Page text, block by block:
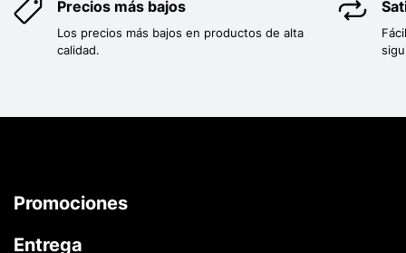
Precios más bajos
Los precios más bajos en productos de alta
calidad.
Promociones
Entrega